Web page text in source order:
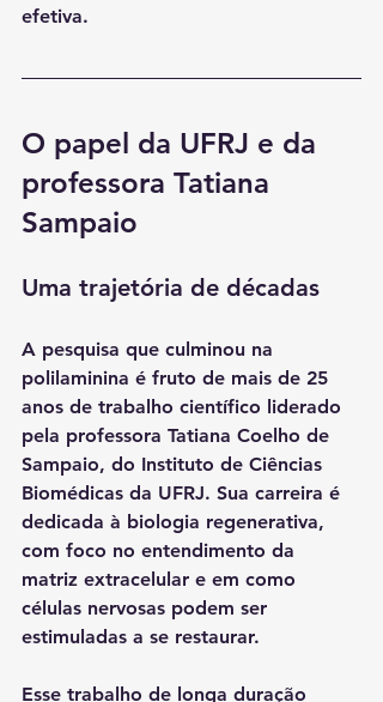
efetiva.
O papel da UFRJ e da
professora Tatiana
Sampaio
Uma trajetória de décadas
A pesquisa que culminou na
polilaminina é fruto de mais de 25
anos de trabalho científico liderado
pela professora Tatiana Coelho de
Sampaio, do Instituto de Ciências
Biomédicas da UFRJ. Sua carreira é
dedicada à biologia regenerativa,
com foco no entendimento da
matriz extracelular e em como
células nervosas podem ser
estimuladas a se restaurar.
Esse trabalho de longa duração